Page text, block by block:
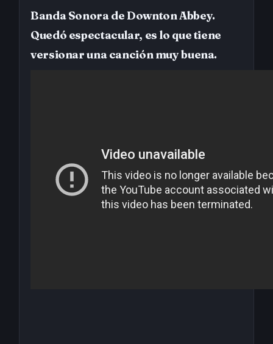
Banda Sonora de Downton Abbey.
Quedó espectacular, es lo que tiene
versionar una canción muy buena.